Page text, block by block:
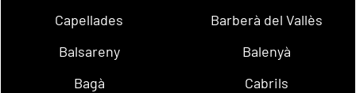
Capellades
Barberà del Vallès
Balsareny
Balenyà
Bagà
Cabrils